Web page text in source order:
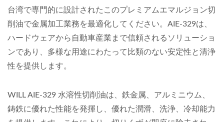
台湾で専門的に設計されたこのプレミアムエマルジョン切
削油で金属加工業務を最適化してください。AIE-329は、
ハードウェアから自動車産業まで信頼されるソリューショ
ンであり、多様な用途にわたって比類のない安定性と清浄
性を提供します。
WILL AIE-329 水溶性切削油は、鉄金属、アルミニウム、
鋳鉄に優れた性能を発揮し、優れた潤滑、洗浄、冷却能力